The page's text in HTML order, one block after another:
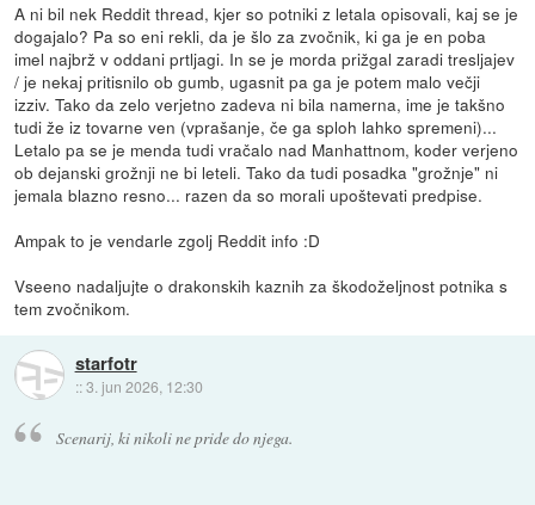
A ni bil nek Reddit thread, kjer so potniki z letala opisovali, kaj se je
dogajalo? Pa so eni rekli, da je šlo za zvočnik, ki ga je en poba
imel najbrž v oddani prtljagi. In se je morda prižgal zaradi tresljajev
/ je nekaj pritisnilo ob gumb, ugasnit pa ga je potem malo večji
izziv. Tako da zelo verjetno zadeva ni bila namerna, ime je takšno
tudi že iz tovarne ven (vprašanje, če ga sploh lahko spremeni)...
Letalo pa se je menda tudi vračalo nad Manhattnom, koder verjeno
ob dejanski grožnji ne bi leteli. Tako da tudi posadka "grožnje" ni
jemala blazno resno... razen da so morali upoštevati predpise.
Ampak to je vendarle zgolj Reddit info :D
Vseeno nadaljujte o drakonskih kaznih za škodoželjnost potnika s
tem zvočnikom.
starfotr
::3. jun 2026, 12:30
Scenarij, ki nikoli ne pride do njega.